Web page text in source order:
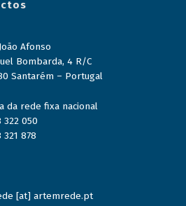
Afonso
Bombarda, 4 R/C
Santarém – Portugal
da rede fixa nacional
322 050
321 878
[at] artemrede.pt